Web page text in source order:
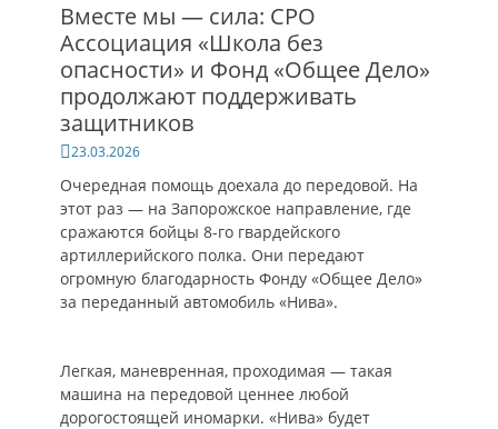
Вместе мы — сила: СРО
Ассоциация «Школа без
опасности» и Фонд «Общее Дело»
продолжают поддерживать
защитников
Опубликовано
23.03.2026
Очередная помощь доехала до передовой. На
этот раз — на Запорожское направление, где
сражаются бойцы 8-го гвардейского
артиллерийского полка. Они передают
огромную благодарность Фонду «Общее Дело»
за переданный автомобиль «Нива».
Легкая, маневренная, проходимая — такая
машина на передовой ценнее любой
дорогостоящей иномарки. «Нива» будет